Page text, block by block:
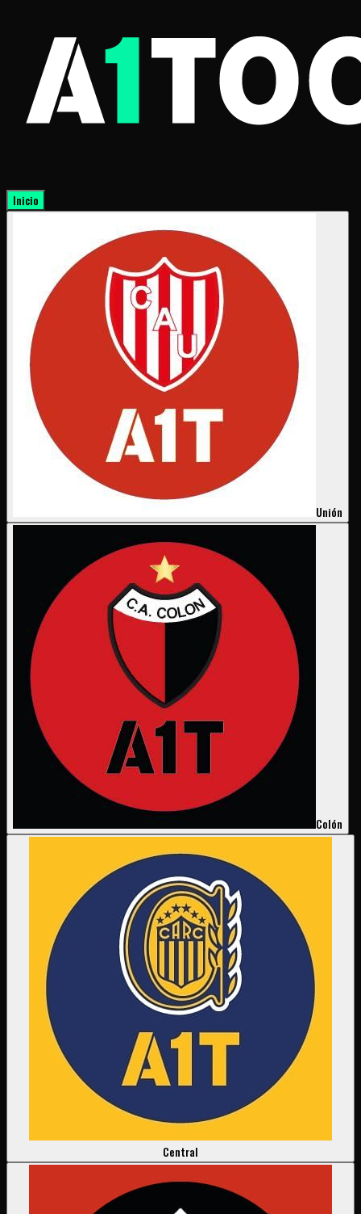
Inicio
Unión
Colón
Central